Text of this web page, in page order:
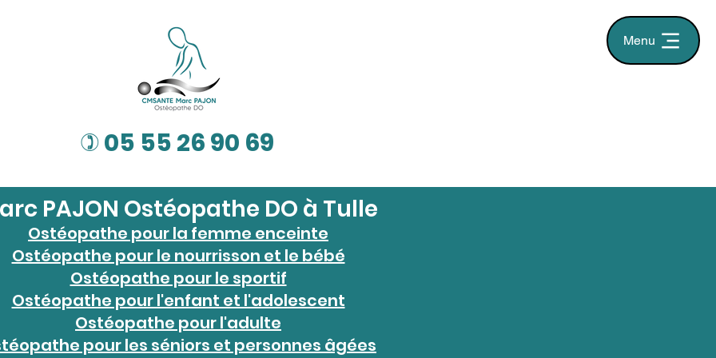
Menu
) 05 55 26 90 69
PAJON Ostéopathe DO à Tulle
Ostéopathe pour la femme enceinte
Ostéopathe pour le nourrisson et le bébé
Ostéopathe pour le sportif
Ostéopathe pour l'enfant et l'adolescent
Ostéopathe pour l'adulte
pour les séniors et personnes âgées